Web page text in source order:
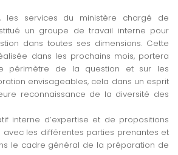
les services du ministère chargé de
un groupe de travail interne pour
dans toutes ses dimensions. Cette
dans les prochains mois, portera
périmètre de la question et sur les
envisageables, cela dans un esprit
reconnaissance de la diversité des
interne d’expertise et de propositions
les différentes parties prenantes et
le cadre général de la préparation de